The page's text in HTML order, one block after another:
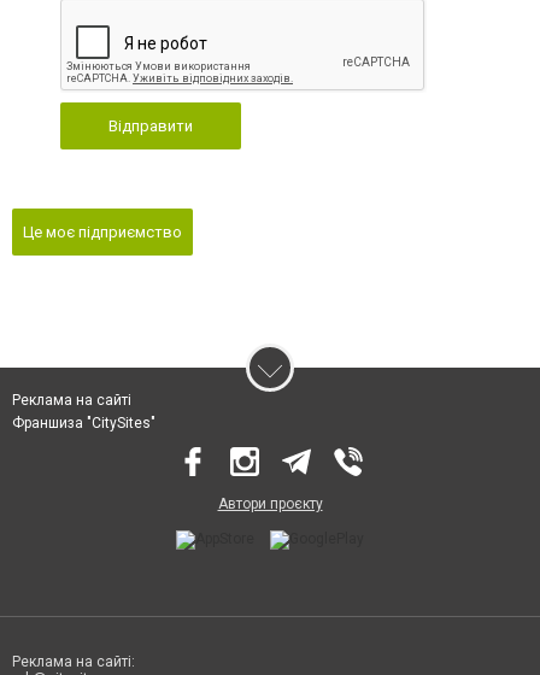
Відправити
Це моє підприємство
Реклама на сайті
Франшиза "CitySites"
Автори проєкту
Реклама на сайті: